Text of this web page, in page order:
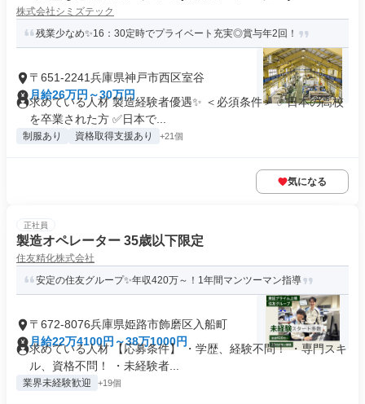
株式会社シミズテック
残業少なめ✨16：30定時でプライベート充実◎賞与年2回！
〒651-2241兵庫県神戸市西区室谷
月給26万円～30万円
求めている人材 製造経験者優遇✨ ＜必須条件＞ ✅日本の高校
を卒業された方 ✅日本で...
制服あり 資格取得支援あり +21個
気になる
正社員
製造オペレーター 35歳以下限定
住友精化株式会社
安定の住友グループ✨年収420万～！1年間マンツーマン指導
〒672-8076兵庫県姫路市飾磨区入船町
月給22万4100円～38万1000円
求めている人材 【応募条件】 ・学歴、経験不問！ ・専門スキ
ル、資格不問！ ・未経験者...
業界未経験歓迎 +19個